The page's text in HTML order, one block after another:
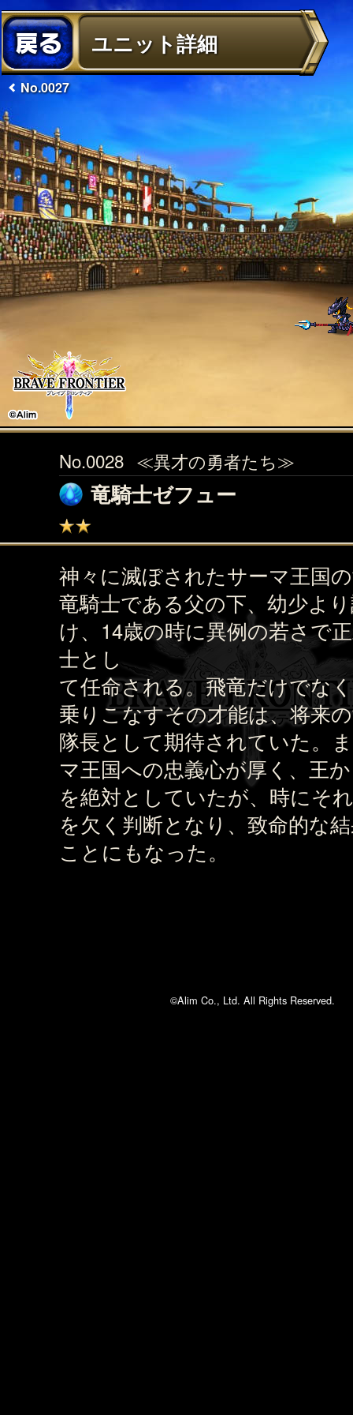
ユニット詳細
No.0027
No.0028 ≪異才の勇者たち≫
竜騎士ゼフュー
神々に滅ぼされたサーマ王国
竜騎士である父の下、幼少よ
け、14歳の時に異例の若さで
士とし
て任命される。飛竜だけでな
乗りこなすその才能は、将来
隊長として期待されていた。
マ王国への忠義心が厚く、王
を絶対としていたが、時にそ
を欠く判断となり、致命的な
ことにもなった。
©Alim Co., Ltd. All Rights Reserved.